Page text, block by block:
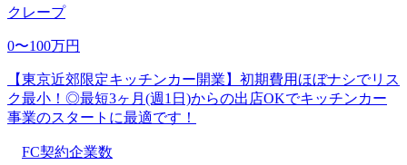
クレープ
0〜100万円
【東京近郊限定キッチンカー開業】初期費用ほぼナシでリス
ク最小！◎最短3ヶ月(週1日)からの出店OKでキッチンカー
事業のスタートに最適です！
FC契約企業数